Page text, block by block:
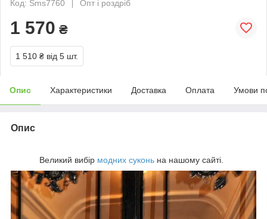
Код: Sms7760
Опт і роздріб
1 570 ₴
1 510 ₴ від 5 шт.
Опис Характеристики Доставка Оплата Умови
Опис
Великий вибір модних суконьна нашому сайті.